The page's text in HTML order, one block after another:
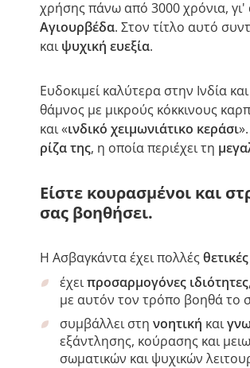
χρήσης πάνω από 3000 χρόνια, γι'
Αγιουρβέδα. Στον τίτλο αυτό
καιψυχική ευεξία.
Ευδοκιμεί καλύτερα στην Ινδία
θάμνος με μικρούς κόκκινους
και «ινδικό χειμωνιάτικο κεράσι
ρίζα της, η οποία περιέχει τη
Είστε κουρασμένοι και
σας βοηθήσει.
Η Ασβαγκάντα έχει πολλές
έχειπροσαρμογόνες ιδιότητες
με αυτόν τον τρόπο βοηθά το
συμβάλλει στη νοητική και
εξάντλησης, κούρασης και
σωματικών και ψυχικών